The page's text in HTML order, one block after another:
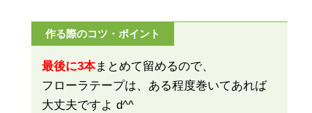
作る際のコツ・ポイント
最後に3本まとめて留めるので、
フローラテープは、ある程度巻いてあれば
大丈夫ですよ d^^